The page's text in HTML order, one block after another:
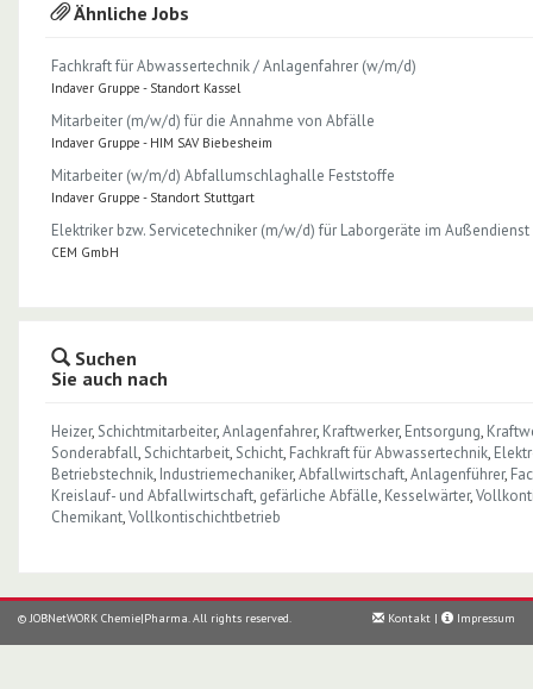
Ähnliche Jobs
Fachkraft für Abwassertechnik / Anlagenfahrer (w/m/d)
Indaver Gruppe - Standort Kassel
Mitarbeiter (m/w/d) für die Annahme von Abfälle
Indaver Gruppe - HIM SAV Biebesheim
Mitarbeiter (w/m/d) Abfallumschlaghalle Feststoffe
Indaver Gruppe - Standort Stuttgart
Elektriker bzw. Servicetechniker (m/w/d) für Laborgeräte im Außendienst
CEM GmbH
Suchen
Sie auch nach
Heizer,Schichtmitarbeiter,Anlagenfahrer, Kraftwerker, Entsorgung,
Sonderabfall,Schichtarbeit,Schicht, Fachkraft für Abwassertechnik,
Betriebstechnik, Industriemechaniker,Abfallwirtschaft,Anlagenführer,
Kreislauf- und Abfallwirtschaft, gefärliche Abfälle, Kesselwärter,
Chemikant,Vollkontischichtbetrieb
© JOBNetWORK Chemie|Pharma. All rights reserved. Kontakt | Impressum